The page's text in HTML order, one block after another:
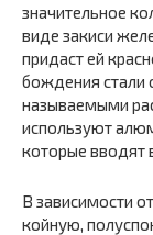
значительное
виде закиси
придаст ей
бождения стали
называемыми
используют
которые вводят
В зависимости
койную,